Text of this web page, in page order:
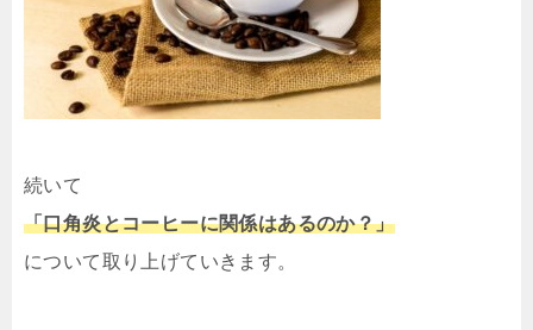
続いて
「口角炎とコーヒーに関係はあるのか？」
について取り上げていきます。